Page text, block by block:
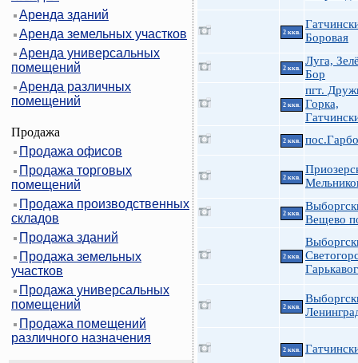
Аренда зданий
Аренда земельных участков
Аренда универсальных
помещений
Аренда различных
помещений
Продажа
Продажа офисов
Продажа торговых
помещений
Продажа производственных
складов
Продажа зданий
Продажа земельных
участков
Продажа универсальных
помещений
Продажа помещений
различного назначения
2 ккв.
Боровая
2 ккв.
Луга,
Бор
2 ккв.
пгт.
Горка,
2 ккв.
2 ккв.
2 ккв.
Вещево
2 ккв.
2 ккв.
2 ккв.